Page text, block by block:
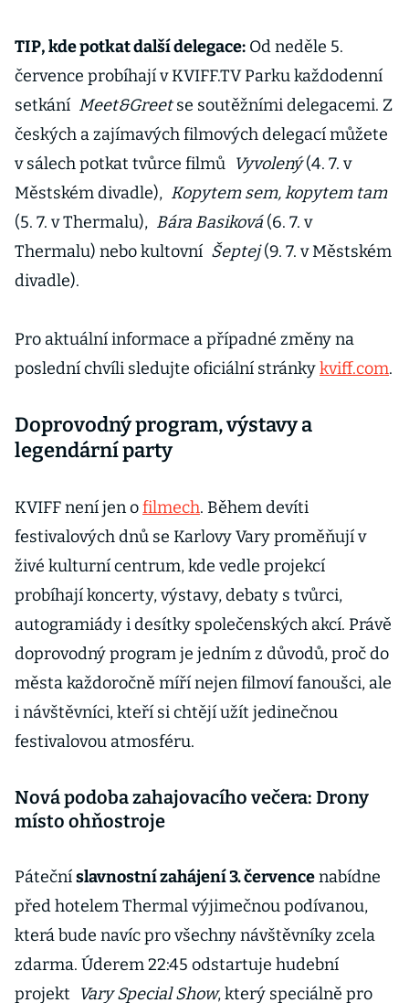
TIP, kde potkat další delegace: Od neděle 5.
července probíhají v KVIFF.TV Parku každodenní
setkání Meet&Greetse soutěžními delegacemi. Z
českých a zajímavých filmových delegací můžete
v sálech potkat tvůrce filmů Vyvolený(4. 7. v
Městském divadle), Kopytem sem, kopytem tam
(5. 7. v Thermalu), Bára Basiková(6. 7. v
Thermalu) nebo kultovní Šeptej(9. 7. v Městském
divadle).
Pro aktuální informace a případné změny na
poslední chvíli sledujte oficiální stránkykviff.com.
Doprovodný program, výstavy a
legendární party
KVIFF není jen ofilmech. Během devíti
festivalových dnů se Karlovy Vary proměňují v
živé kulturní centrum, kde vedle projekcí
probíhají koncerty, výstavy, debaty s tvůrci,
autogramiády i desítky společenských akcí. Právě
doprovodný program je jedním z důvodů, proč do
města každoročně míří nejen filmoví fanoušci, ale
i návštěvníci, kteří si chtějí užít jedinečnou
festivalovou atmosféru.
Nová podoba zahajovacího večera: Drony
místo ohňostroje
Pátečníslavnostní zahájení 3. červencenabídne
před hotelem Thermal výjimečnou podívanou,
která bude navíc pro všechny návštěvníky zcela
zdarma. Úderem 22:45 odstartuje hudební
projekt Vary Special Show, který speciálně pro